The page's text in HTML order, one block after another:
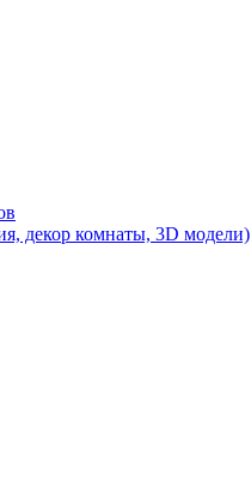
декор комнаты, 3D модели)